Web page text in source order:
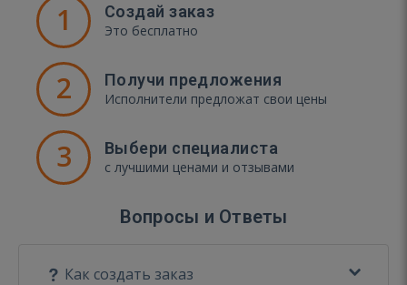
1 Создай заказ
Это бесплатно
2 Получи предложения
Исполнители предложат свои цены
3 Выбери специалиста
с лучшими ценами и отзывами
Вопросы и Ответы
Как создать заказ